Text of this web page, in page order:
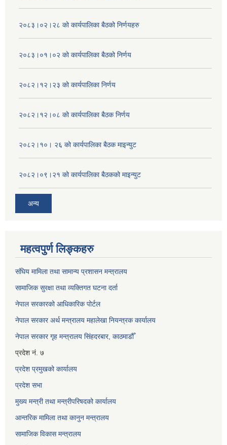
२०८३।०२।२८ को कार्यपालिका बैठको निर्णयहरु
२०८३।०१।०२ को कार्यपालिका बैठको निर्णय
२०८२।१२।२३ को कार्यपालिका निर्णय
२०८२।१२।०८ को कार्यपालिका बैठक निर्णय
२०८२।१०। २६ को कार्यपालिका बैठक माइन्युट
२०८२।०९।२१ को कार्यपालिका बैठकको माइन्युट
अन्य
महत्वपुर्ण लिङ्कहरु
संघिय मामिला तथा सामान्य प्रशासन मन्त्रालय
सामाजिक सुरक्षा तथा व्यक्तिगत घटना दर्ता
नेपाल सरकारको आधिकारिक पोर्टल
नेपाल सरकार अर्थ मन्त्रालय महालेखा नियन्त्रक कार्यालय
नेपाल सरकार गृह मन्त्रालय सिंहदरबार, काठमाडौँ
प्रदेश नं. ७
प्रदेश प्रमुखको कार्यालय
प्रदेश सभा
मुख्य मन्त्री तथा मन्त्रीपरिषदको कार्यालय
आन्तरिक मामिला तथा कानुन मन्त्रालय
सामाजिक विकास मन्त्रालय